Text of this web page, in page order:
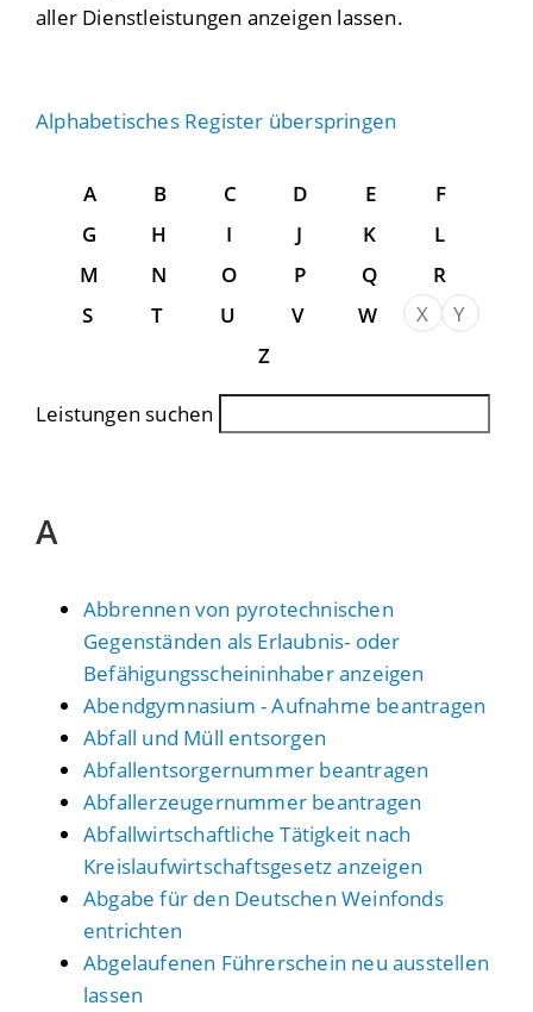
aller Dienstleistungen anzeigen lassen.
Alphabetisches Register überspringen
A B C D E
F
G
H I J K
L
M
N O P Q
R
S
T U V W X
Y
Z
Leistungen suchen
A
Abbrennen von pyrotechnischen
Gegenständen als Erlaubnis- oder
Befähigungsscheininhaber anzeigen
Abendgymnasium - Aufnahme beantragen
Abfall und Müll entsorgen
Abfallentsorgernummer beantragen
Abfallerzeugernummer beantragen
Abfallwirtschaftliche Tätigkeit nach
Kreislaufwirtschaftsgesetz anzeigen
Abgabe für den Deutschen Weinfonds
entrichten
Abgelaufenen Führerschein neu ausstellen
lassen